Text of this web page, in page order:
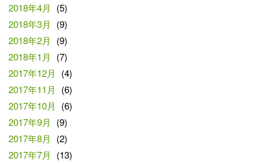
2018年4月
(5)
2018年3月
(9)
2018年2月
(9)
2018年1月
(7)
2017年12月
(4)
2017年11月
(6)
2017年10月
(6)
2017年9月
(9)
2017年8月
(2)
2017年7月
(13)